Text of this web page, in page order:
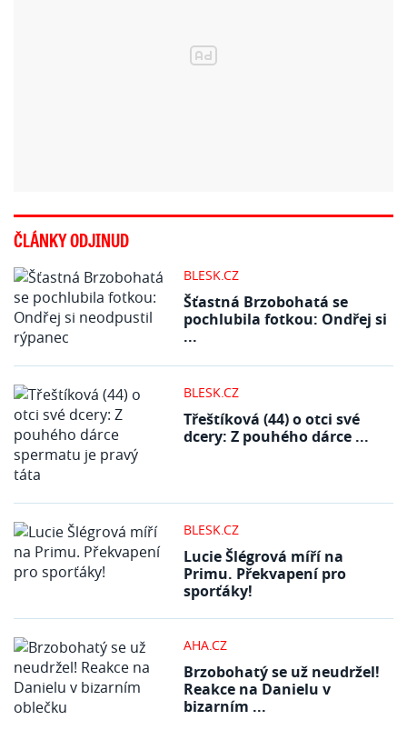
ČLÁNKY ODJINUD
BLESK.CZ
Šťastná Brzobohatá se
pochlubila fotkou: Ondřej si
...
BLESK.CZ
Třeštíková (44) o otci své
dcery: Z pouhého dárce ...
BLESK.CZ
Lucie Šlégrová míří na
Primu. Překvapení pro
sporťáky!
AHA.CZ
Brzobohatý se už neudržel!
Reakce na Danielu v
bizarním ...